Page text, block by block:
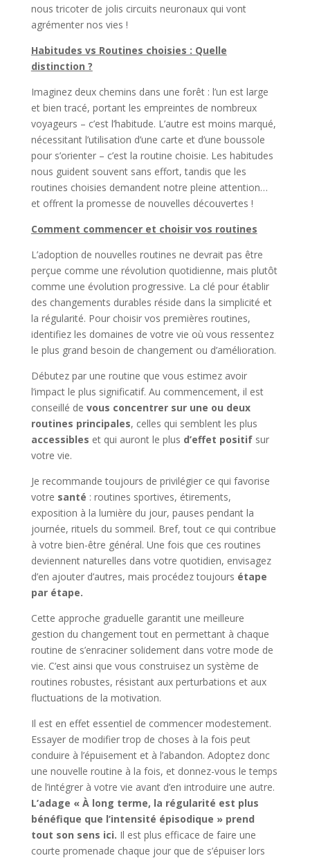
nous tricoter de jolis circuits neuronaux qui vont
agrémenter nos vies !
Habitudes vs Routines choisies : Quelle
distinction ?
Imaginez deux chemins dans une forêt : l’un est large
et bien tracé, portant les empreintes de nombreux
voyageurs – c’est l’habitude. L’autre est moins marqué,
nécessitant l’utilisation d’une carte et d’une boussole
pour s’orienter – c’est la routine choisie. Les habitudes
nous guident souvent sans effort, tandis que les
routines choisies demandent notre pleine attention…
et offrent la promesse de nouvelles découvertes !
Comment commencer et choisir vos routines
L’adoption de nouvelles routines ne devrait pas être
perçue comme une révolution quotidienne, mais plutôt
comme une évolution progressive. La clé pour établir
des changements durables réside dans la simplicité et
la régularité. Pour choisir vos premières routines,
identifiez les domaines de votre vie où vous ressentez
le plus grand besoin de changement ou d’amélioration.
Débutez par une routine que vous estimez avoir
l’impact le plus significatif. Au commencement, il est
conseillé de vous concentrer sur une ou deux
routines principales, celles qui semblent les plus
accessibles et qui auront le plus d’effet positifsur
votre vie.
Je recommande toujours de privilégier ce qui favorise
votre santé : routines sportives, étirements,
exposition à la lumière du jour, pauses pendant la
journée, rituels du sommeil. Bref, tout ce qui contribue
à votre bien-être général. Une fois que ces routines
deviennent naturelles dans votre quotidien, envisagez
d’en ajouter d’autres, mais procédez toujours étape
par étape.
Cette approche graduelle garantit une meilleure
gestion du changement tout en permettant à chaque
routine de s’enraciner solidement dans votre mode de
vie. C’est ainsi que vous construisez un système de
routines robustes, résistant aux perturbations et aux
fluctuations de la motivation.
Il est en effet essentiel de commencer modestement.
Essayer de modifier trop de choses à la fois peut
conduire à l’épuisement et à l’abandon. Adoptez donc
une nouvelle routine à la fois, et donnez-vous le temps
de l’intégrer à votre vie avant d’en introduire une autre.
L’adage « À long terme, la régularité est plus
bénéfique que l’intensité épisodique » prend
tout son sens ici. Il est plus efficace de faire une
courte promenade chaque jour que de s’épuiser lors